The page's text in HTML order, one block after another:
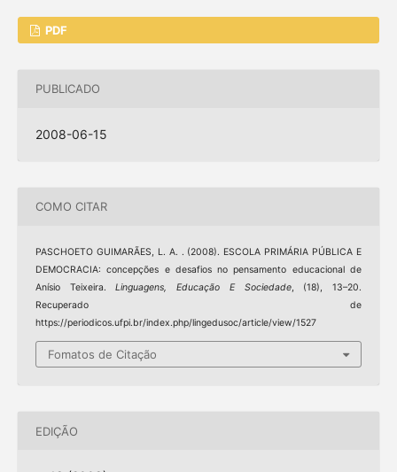
PDF
PUBLICADO
2008-06-15
COMO CITAR
PASCHOETO GUIMARÃES, L. A. . (2008). ESCOLA PRIMÁRIA PÚBLICA E
DEMOCRACIA: concepções e desafios no pensamento educacional de
Anísio Teixeira.Linguagens, Educação E Sociedade, (18), 13–20.
Recuperado de
https://periodicos.ufpi.br/index.php/lingedusoc/article/view/1527
Fomatos de Citação
EDIÇÃO